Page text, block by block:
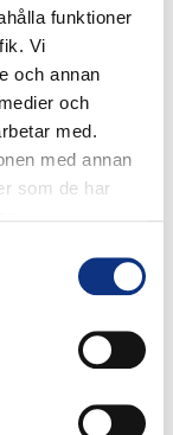
funktioner
Vi
och annan
och
med.
med annan
som de har